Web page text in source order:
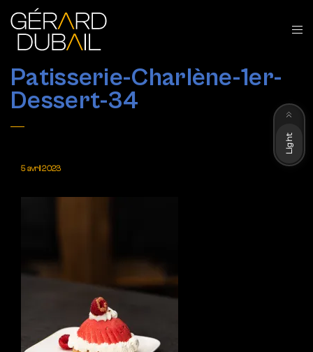
Patisserie-Charlène-1er-
Dessert-34
5 avril 2023
Light
Dark